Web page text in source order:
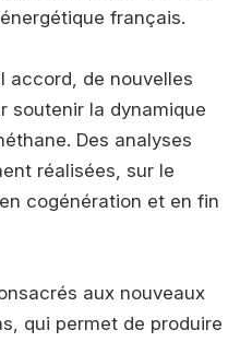
français.
accord, de nouvelles
soutenir la dynamique
Des analyses
réalisées, sur le
cogénération et en fin
aux nouveaux
qui permet de produire